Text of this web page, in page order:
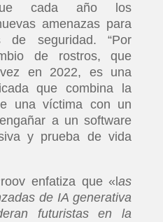
cada año los
amenazas para
de seguridad. “Por
de rostros, que
en 2022, es una
que combina la
una víctima con un
a un software
y prueba de vida
enfatiza que «las
de IA generativa
futuristas en la